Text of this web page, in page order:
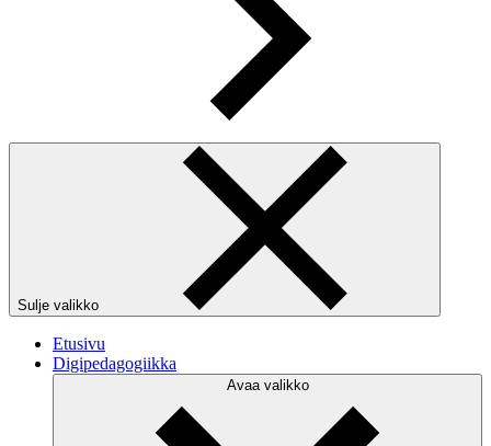
Sulje valikko
Etusivu
Digipedagogiikka
Avaa valikko